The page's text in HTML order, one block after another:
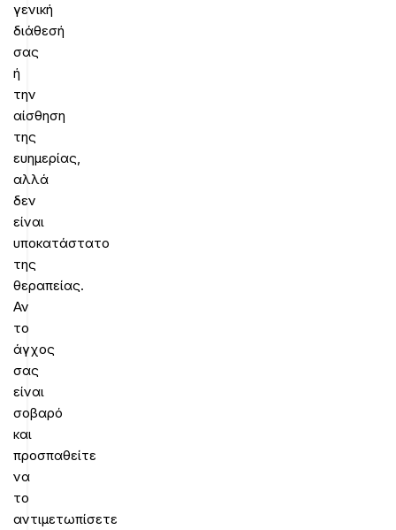
γενική
διάθεσή
σας
ή
την
αίσθηση
της
ευημερίας,
αλλά
δεν
είναι
υποκατάστατο
της
θεραπείας.
Αν
το
άγχος
σας
είναι
σοβαρό
και
προσπαθείτε
να
το
αντιμετωπίσετε